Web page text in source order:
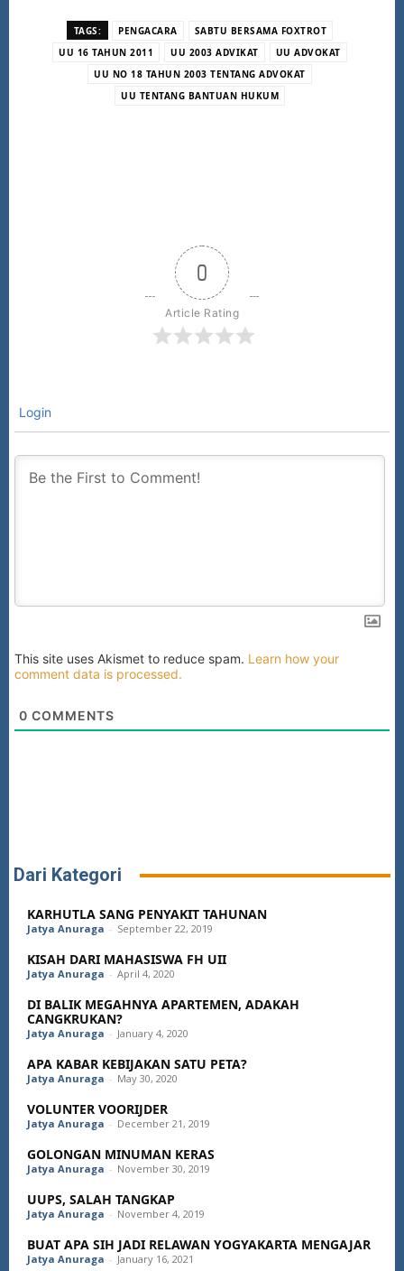
TAGS: PENGACARA
SABTU BERSAMA FOXTROT
UU 16 TAHUN 2011
UU 2003 ADVIKAT
UU ADVOKAT
UU NO 18 TAHUN 2003 TENTANG ADVOKAT
UU TENTANG BANTUAN HUKUM
0
Article Rating
Login
This site uses Akismet to reduce spam. Learn how your
comment data is processed.
0 COMMENTS
Dari Kategori
KARHUTLA SANG PENYAKIT TAHUNAN
Jatya Anuraga - September 22, 2019
KISAH DARI MAHASISWA FH UII
Jatya Anuraga - April 4, 2020
DI BALIK MEGAHNYA APARTEMEN, ADAKAH
CANGKRUKAN?
Jatya Anuraga - January 4, 2020
APA KABAR KEBIJAKAN SATU PETA?
Jatya Anuraga - May 30, 2020
VOLUNTER VOORIJDER
Jatya Anuraga - December 21, 2019
GOLONGAN MINUMAN KERAS
Jatya Anuraga - November 30, 2019
UUPS, SALAH TANGKAP
Jatya Anuraga - November 4, 2019
BUAT APA SIH JADI RELAWAN YOGYAKARTA MENGAJAR
Jatya Anuraga - January 16, 2021